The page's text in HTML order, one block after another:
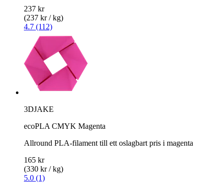
237 kr
(237 kr / kg)
4.7 (112)
3DJAKE
ecoPLA CMYK Magenta
Allround PLA-filament till ett oslagbart pris i magenta
165 kr
(330 kr / kg)
5.0 (1)